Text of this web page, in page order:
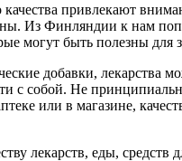
привлекают
Из Финляндии к нам
могут быть полезны для
добавки, лекарства
с собой. Не
или в магазине,
лекарств, еды, средств